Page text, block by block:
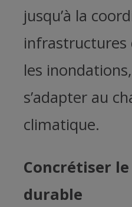
jusqu’à la
les
s’adapter au
climatique.
Concrétiser
durable